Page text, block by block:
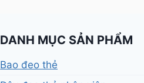
DANH MỤC SẢN PHẨM
Bao đeo thẻ